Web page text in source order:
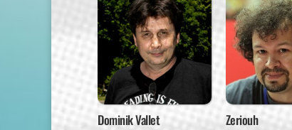
Dominik Vallet Zeriouh